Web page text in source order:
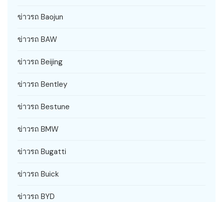
ข่าวรถ Baojun
ข่าวรถ BAW
ข่าวรถ Beijing
ข่าวรถ Bentley
ข่าวรถ Bestune
ข่าวรถ BMW
ข่าวรถ Bugatti
ข่าวรถ Buick
ข่าวรถ BYD